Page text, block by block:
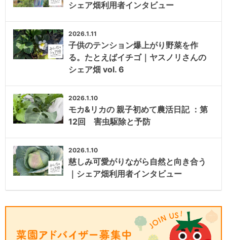
シェア畑利用者インタビュー
2026.1.11
子供のテンション爆上がり野菜を作
る。たとえばイチゴ｜ヤスノリさんの
シェア畑 vol. 6
2026.1.10
モカ&リカの 親子初めて農活日記 ：第
12回 害虫駆除と予防
2026.1.10
慈しみ可愛がりながら自然と向き合う
｜シェア畑利用者インタビュー